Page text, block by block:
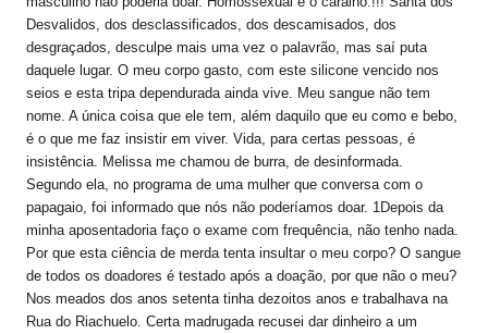
Desvalidos, dos desclassificados, dos descamisados, dos
desgraçados, desculpe mais uma vez o palavrão, mas saí puta
daquele lugar. O meu corpo gasto, com este silicone vencido nos
seios e esta tripa dependurada ainda vive. Meu sangue não tem
nome. A única coisa que ele tem, além daquilo que eu como e bebo,
é o que me faz insistir em viver. Vida, para certas pessoas, é
insistência. Melissa me chamou de burra, de desinformada.
Segundo ela, no programa de uma mulher que conversa com o
papagaio, foi informado que nós não poderíamos doar. 1Depois da
minha aposentadoria faço o exame com frequência, não tenho nada.
Por que esta ciência de merda tenta insultar o meu corpo? O sangue
de todos os doadores é testado após a doação, por que não o meu?
Nos meados dos anos setenta tinha dezoitos anos e trabalhava na
Rua do Riachuelo. Certa madrugada recusei dar dinheiro a um